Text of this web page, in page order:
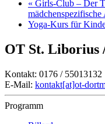
« Girls-Club – Der
Yoga-Kurs für
OT St. Liborius
Kontakt: 0176 / 55013132
E-Mail: kontakt[at]ot-
Programm